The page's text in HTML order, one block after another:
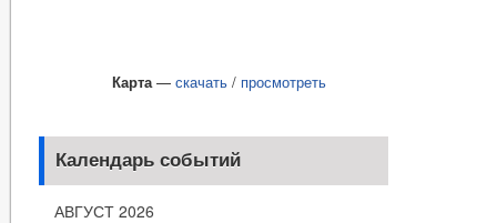
Карта— скачать / просмотреть
Календарь событий
АВГУСТ 2026